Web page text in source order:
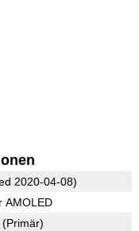
2020-04-08)
AMOLED
(Primär)